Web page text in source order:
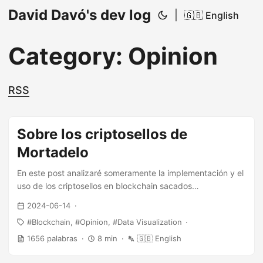
David Davó's dev log 🇬🇧 English
Category: Opinion
RSS
Sobre los criptosellos de
Mortadelo
En este post analizaré someramente la implementación y el
uso de los criptosellos en blockchain sacados
2024-06-14
Blockchain
Opinion
Data Visualization
1656 palabras
8 min 🇬🇧 English